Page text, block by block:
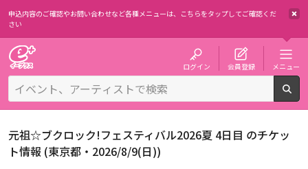
申込内容のご確認やお問い合わせなど各種メニューは、 こちらをタップしてご確認くだ
さい
ログイン 会員登録 メニュー
元祖☆ブクロック!フェスティバル2026夏 4日目 のチケッ
ト情報 (東京都・2026/8/9(日))